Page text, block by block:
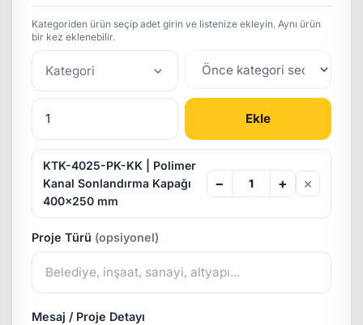
Kategoriden ürün seçip adet girin ve listenize ekleyin. Aynı ürün
bir kez eklenebilir.
Kategori
Ekle
KTK-4025-PK-KK | Polimer
Kanal Sonlandırma Kapağı
400x250 mm
− + ×
Proje Türü (opsiyonel)
Mesaj / Proje Detayı